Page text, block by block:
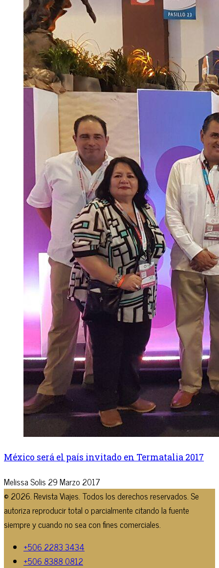
México será el país invitado en Termatalia 2017
Melissa Solis 29 Marzo 2017
© 2026. Revista Viajes. Todos los derechos reservados. Se
autoriza reproducir total o parcialmente citando la fuente
siempre y cuando no sea con fines comerciales.
+506 2283 3434
+506 8388 0812